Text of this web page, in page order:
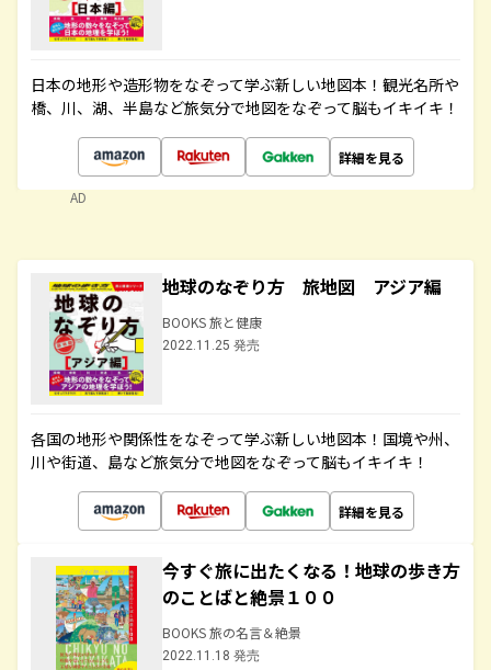
日本の地形や造形物をなぞって学ぶ新しい地図本！観光名所や
橋、川、湖、半島など旅気分で地図をなぞって脳もイキイキ！
詳細を見る
AD
地球のなぞり方 旅地図 アジア編
BOOKS 旅と健康
2022.11.25 発売
各国の地形や関係性をなぞって学ぶ新しい地図本！国境や州、
川や街道、島など旅気分で地図をなぞって脳もイキイキ！
詳細を見る
今すぐ旅に出たくなる！地球の歩き方
のことばと絶景１００
BOOKS 旅の名言＆絶景
2022.11.18 発売